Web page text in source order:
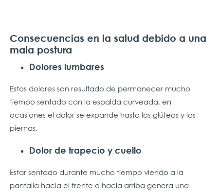
Consecuencias en la salud debido a una
mala postura
Dolores lumbares
Estos dolores son resultado de permanecer mucho
tiempo sentado con la espalda curveada, en
ocasiones el dolor se expande hasta los glúteos y las
piernas.
Dolor de trapecio y cuello
Estar sentado durante mucho tiempo viendo a la
pantalla hacia el frente o hacia arriba genera una